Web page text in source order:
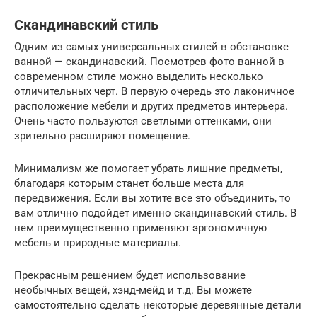
Скандинавский стиль
Одним из самых универсальных стилей в обстановке
ванной — скандинавский. Посмотрев фото ванной в
современном стиле можно выделить несколько
отличительных черт. В первую очередь это лаконичное
расположение мебели и других предметов интерьера.
Очень часто пользуются светлыми оттенками, они
зрительно расширяют помещение.
Минимализм же помогает убрать лишние предметы,
благодаря которым станет больше места для
передвижения. Если вы хотите все это объединить, то
вам отлично подойдет именно скандинавский стиль. В
нем преимущественно применяют эргономичную
мебель и природные материалы.
Прекрасным решением будет использование
необычных вещей, хэнд-мейд и т.д. Вы можете
самостоятельно сделать некоторые деревянные детали